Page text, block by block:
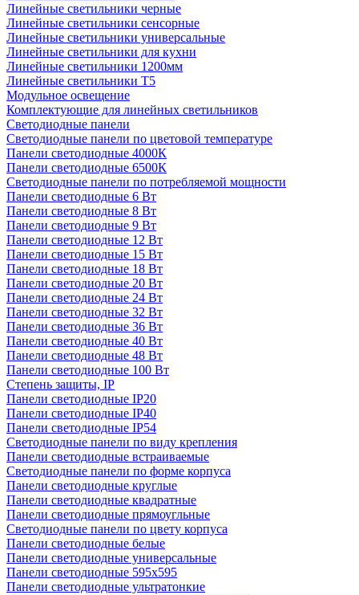
Линейные светильники черные
Линейные светильники сенсорные
Линейные светильники универсальные
Линейные светильники для кухни
Линейные светильники 1200мм
Линейные светильники Т5
Модульное освещение
Комплектующие для линейных светильников
Светодиодные панели
Светодиодные панели по цветовой температуре
Панели светодиодные 4000К
Панели светодиодные 6500К
Светодиодные панели по потребляемой мощности
Панели светодиодные 6 Вт
Панели светодиодные 8 Вт
Панели светодиодные 9 Вт
Панели светодиодные 12 Вт
Панели светодиодные 15 Вт
Панели светодиодные 18 Вт
Панели светодиодные 20 Вт
Панели светодиодные 24 Вт
Панели светодиодные 32 Вт
Панели светодиодные 36 Вт
Панели светодиодные 40 Вт
Панели светодиодные 48 Вт
Панели светодиодные 100 Вт
Степень защиты, IP
Панели светодиодные IP20
Панели светодиодные IP40
Панели светодиодные IP54
Светодиодные панели по виду крепления
Панели светодиодные встраиваемые
Светодиодные панели по форме корпуса
Панели светодиодные круглые
Панели светодиодные квадратные
Панели светодиодные прямоугльные
Светодиодные панели по цвету корпуса
Панели светодиодные белые
Панели светодиодные универсальные
Панели светодиодные 595х595
Панели светодиодные ультратонкие